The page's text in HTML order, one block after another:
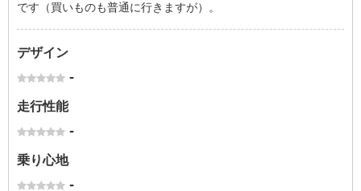
です（買いものも普通に行きますが）。
デザイン
-
走行性能
-
乗り心地
-